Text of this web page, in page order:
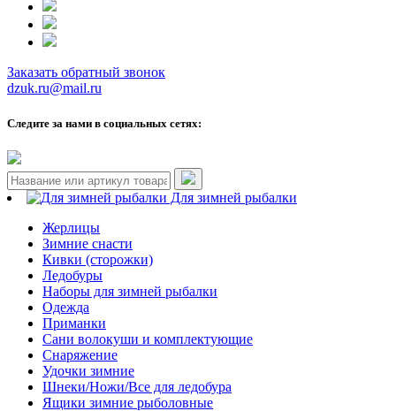
Заказать обратный звонок
dzuk.ru@mail.ru
Следите за нами в социальных сетях:
Для зимней рыбалки
Жерлицы
Зимние снасти
Кивки (сторожки)
Ледобуры
Наборы для зимней рыбалки
Одежда
Приманки
Сани волокуши и комплектующие
Снаряжение
Удочки зимние
Шнеки/Ножи/Все для ледобура
Ящики зимние рыболовные